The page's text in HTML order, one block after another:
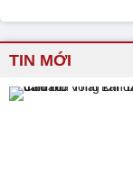
TIN MỚI